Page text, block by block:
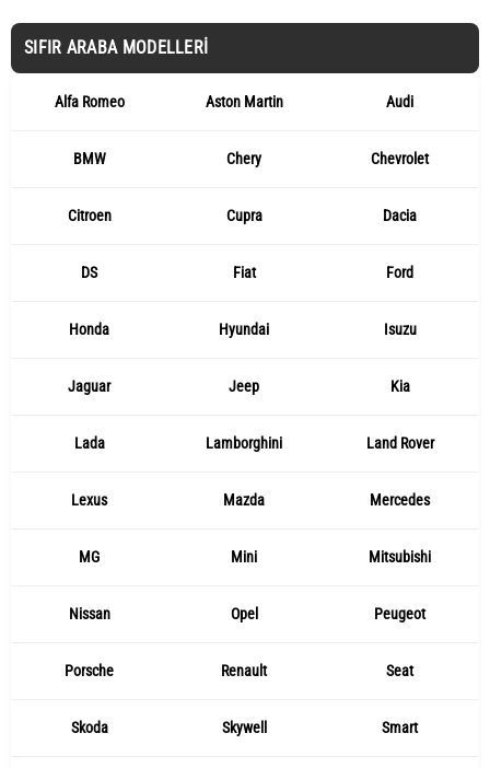
SIFIR ARABA MODELLERI
Alfa Romeo Aston Martin Audi
BMW Chery Chevrolet
Citroen Cupra Dacia
DS Fiat Ford
Honda Hyundai Isuzu
Jaguar Jeep Kia
Lada Lamborghini Land Rover
Lexus Mazda Mercedes
MG Mini Mitsubishi
Nissan Opel Peugeot
Porsche Renault Seat
Skoda Skywell Smart